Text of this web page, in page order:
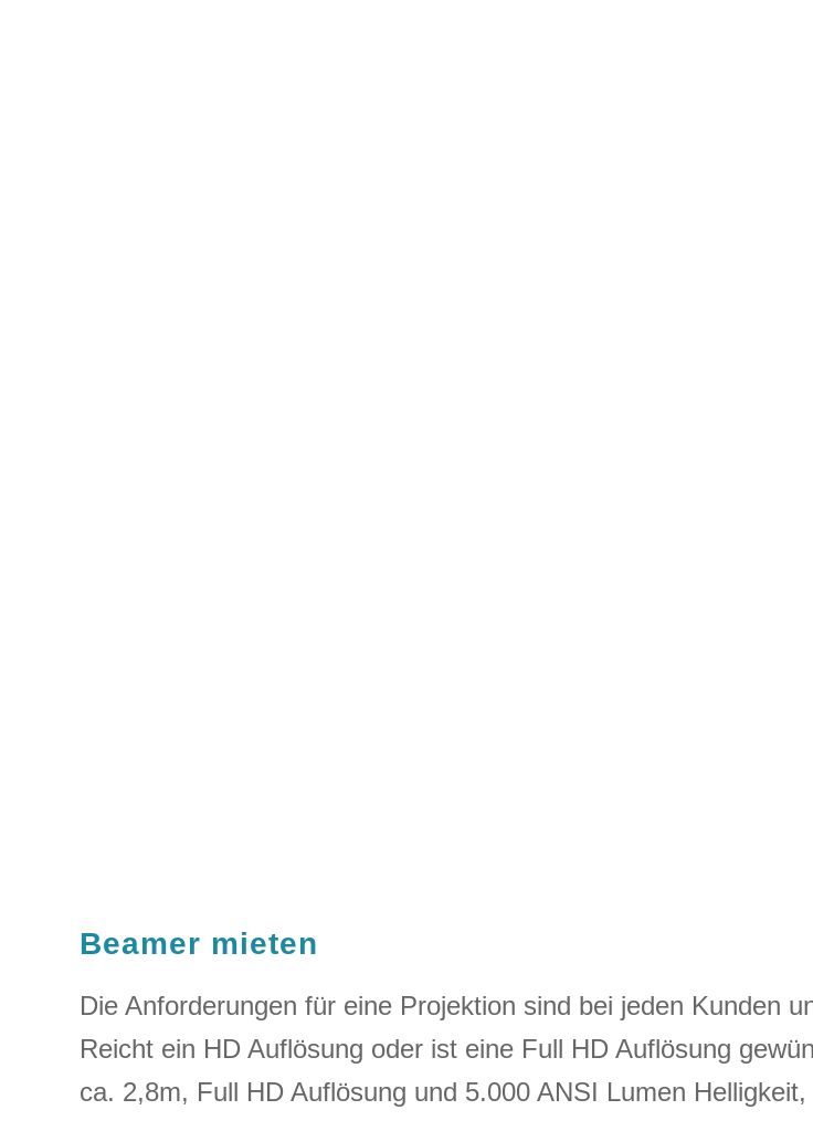
Beamer mieten
Die Anforderungen für eine Projektion sind bei jeden Kunden
Reicht ein HD Auflösung oder ist eine Full HD Auflösung
ca. 2,8m, Full HD Auflösung und 5.000 ANSI Lumen